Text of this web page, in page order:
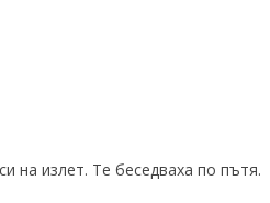
на излет. Те беседваха по пътя.